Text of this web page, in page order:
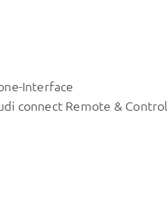
Interface
connect Remote & Control